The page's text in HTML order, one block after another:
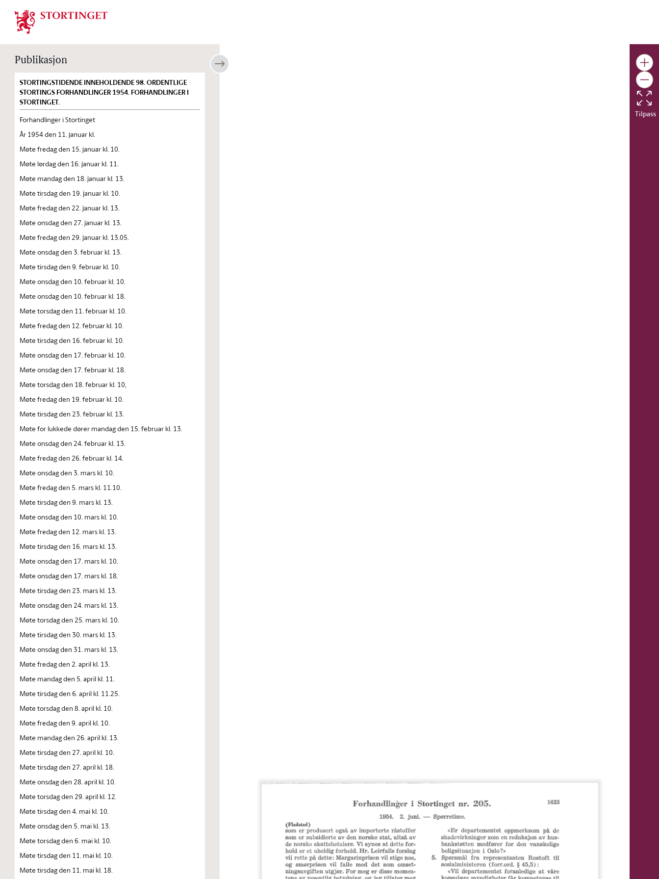
Stortinget.no
Publikasjon
STORTINGSTIDENDE INNEHOLDENDE 98. ORDENTLIGE
STORTINGS FORHANDLINGER 1954. FORHANDLINGER I
STORTINGET.
Forhandlinger i Stortinget
År 1954 den 11. januar kl.
Møte fredag den 15. januar kl. 10.
Møte lørdag den 16. januar kl. 11.
Møte mandag den 18. januar kl. 13.
Møte tirsdag den 19. januar kl. 10.
Møte fredag den 22. januar kl. 13.
Møte onsdag den 27. januar kl. 13.
Møte fredag den 29. januar kl. 13.05.
Møte onsdag den 3. februar kl. 13.
Møte tirsdag den 9. februar kl. 10.
Møte onsdag den 10. februar kl. 10.
Møte onsdag den 10. februar kl. 18.
Møte torsdag den 11. februar kl. 10.
Møte fredag den 12. februar kl. 10.
Møte tirsdag den 16. februar kl. 10.
Møte onsdag den 17. februar kl. 10.
Møte onsdag den 17. februar kl. 18.
Møte torsdag den 18. februar kl. 10,
Møte fredag den 19. februar kl. 10.
Møte tirsdag den 23. februar kl. 13.
Møte for lukkede dører mandag den 15. februar kl. 13.
Møte onsdag den 24. februar kl. 13.
Møte fredag den 26. februar kl. 14.
Møte onsdag den 3. mars kl. 10.
Møte fredag den 5. mars kl. 11.10.
Møte tirsdag den 9. mars kl. 13.
Møte onsdag den 10. mars kl. 10.
Møte fredag den 12. mars kl. 13.
Møte tirsdag den 16. mars kl. 13.
Møte onsdag den 17. mars kl. 10.
Møte onsdag den 17. mars kl. 18.
Møte tirsdag den 23. mars kl. 13.
Møte onsdag den 24. mars kl. 13.
Møte torsdag den 25. mars kl. 10.
Møte tirsdag den 30. mars kl. 13.
Møte onsdag den 31. mars kl. 13.
Møte fredag den 2. april kl. 13.
Møte mandag den 5. april kl. 11.
Møte tirsdag den 6. april kl. 11.25.
Møte torsdag den 8. april kl. 10.
Møte fredag den 9. april kl. 10.
Møte mandag den 26. april kl. 13.
Møte tirsdag den 27. april kl. 10.
Møte tirsdag den 27. april kl. 18.
Møte onsdag den 28. april kl. 10.
Møte torsdag den 29. april kl. 12.
Møte tirsdag den 4. mai kl. 10.
Møte onsdag den 5. mai kl. 13.
Møte torsdag den 6. mai kl. 10.
Møte tirsdag den 11. mai kl. 10.
Møte tirsdag den 11. mai kl. 18.